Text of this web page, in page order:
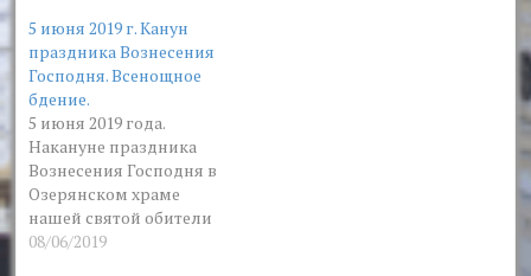
Свято-Покровского
мужского монастыря
архимандрит Нестор
(Петренко). В сам
праздник 25.05.2017 г.
была совершена ранняя
и
поздняя Божественные
Литургии. "
order_by="sortorder"
5 июня 2019 г. Канун
праздника Вознесения
Господня. Всенощное
бдение.
5 июня 2019 года.
Накануне праздника
Вознесения Господня в
Озерянском храме
нашей святой обители
было отслужено
08/06/2019